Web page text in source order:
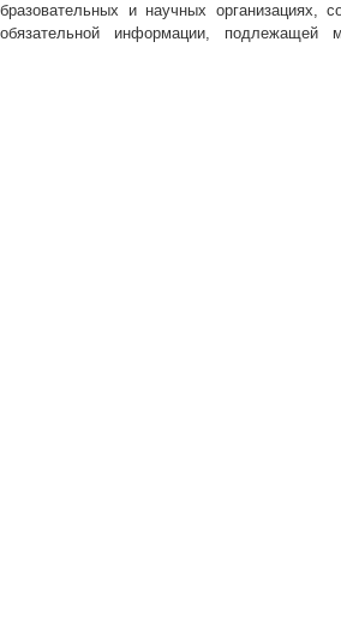
и научных организациях,
информации, подлежащей